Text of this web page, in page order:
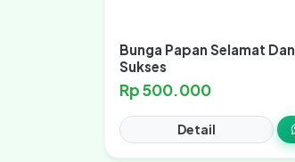
Bunga Papan Selamat Dan
Sukses
Rp 500.000
Detail